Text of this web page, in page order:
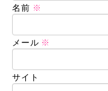
名前 ※
メール ※
サイト